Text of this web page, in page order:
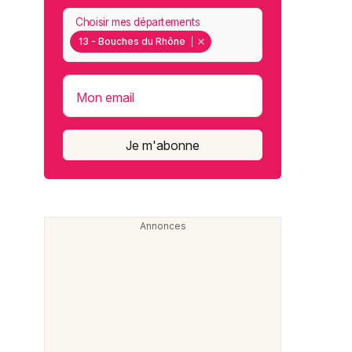
13 - Bouches du Rhône
Choisir mes départements
Mon email
Je m'abonne